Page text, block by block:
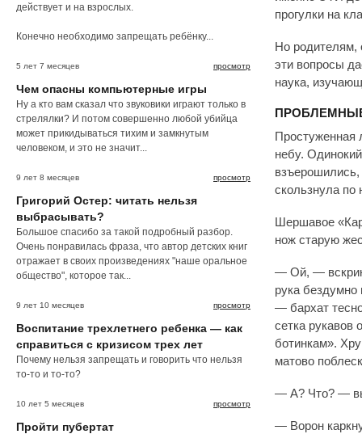
действует и на взрослых.
Конечно необходимо запрещать ребёнку...
просмотр
5 лет 7 месяцев
Чем опасны компьютерные игры
Ну а кто вам сказал что звуковики играют только в
стрелялки? И потом совершенно любой убийца
может прикидываться тихим и замкнутым
человеком, и это не значит...
просмотр
9 лет 8 месяцев
Григорий Остер: читать нельзя
выбрасывать?
Большое спасибо за такой подробный разбор.
Очень понравилась фраза, что автор детских книг
отражает в своих произведениях "наше оральное
общество", которое так...
просмотр
9 лет 10 месяцев
Воспитание трехлетнего ребенка — как
справиться с кризисом трех лет
Почему нельзя запрещать и говорить что нельзя
то-то и то-то?
просмотр
10 лет 5 месяцев
Пройти пубертат
прогулки на
Но родителям,
эти вопросы
наука,
Простуженная
небу.
взъерошились,
скользнула по
Шершавое
нож старую
— Ой, —
рука
— бархат
сетка рукавов
ботинкам».
матово
— А? Что? —
— Ворон